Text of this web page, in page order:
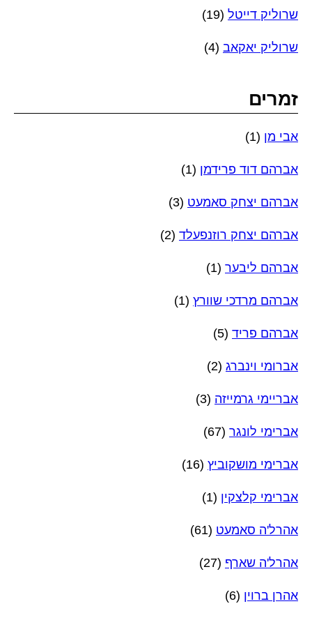
שרוליק דייטל (19)
שרוליק יאקאב (4)
זמרים
אבי מן (1)
אברהם דוד פרידמן (1)
אברהם יצחק סאמעט (3)
אברהם יצחק רוזנפעלד (2)
אברהם ליבער (1)
אברהם מרדכי שוורץ (1)
אברהם פריד (5)
אברומי וינברג (2)
אבריימי גרמייזה (3)
אברימי לונגר (67)
אברימי מושקוביץ (16)
אברימי קלצקין (1)
אהרל'ה סאמעט (61)
אהרל'ה שארף (27)
אהרן ברוין (6)